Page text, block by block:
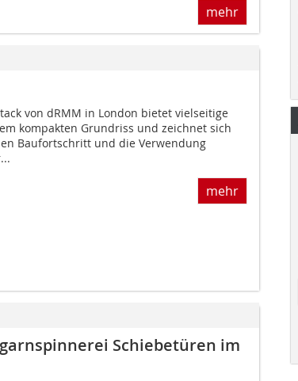
mehr
von dRMM in London bietet vielseitige
kompakten Grundriss und zeichnet sich
Baufortschritt und die Verwendung
mehr
Schiebetüren im